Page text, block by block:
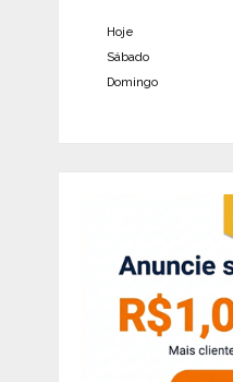
Hoje
Sábado
Domingo